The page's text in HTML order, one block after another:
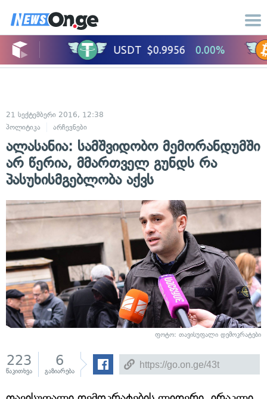
21 სექტემბერი 2016, 12:38
პოლიტიკა
არჩევნები
ალასანია: სამშვიდობო მემორანდუმში
არ წერია, მმართველ გუნდს რა
პასუხისმგებლობა აქვს
ფოტო: თავისუფალი დემოკრატები
223
წაკითხვა
6
გაზიარება